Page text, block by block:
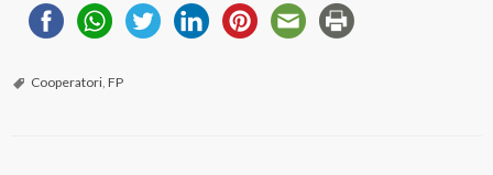
Cooperatori, FP